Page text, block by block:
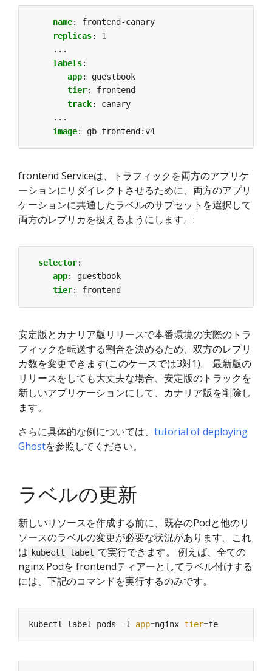
name:
frontend-canary
replicas:
1
...
labels:
app:
guestbook
tier:
frontend
track:
canary
...
image: gb-frontend:v4
frontend Serviceは、トラフィックを両方のアプリケ
ーションにリダイレクトさせるために、両方のアプリ
ケーションに共通したラベルのサブセットを選択して
両方のレプリカを扱えるようにします。:
selector:
app:
guestbook
tier: frontend
安定版とカナリア版リリースで本番環境の実際のトラ
フィックを転送する割合を決めるため、双方のレプリ
カ数を変更できます(このケースでは3対1)。 最新版の
リリースをしても大丈夫な場合、安定版のトラックを
新しいアプリケーションにして、カナリア版を削除し
ます。
さらに具体的な例については、 tutorial of deploying
Ghostを参照してください。
ラベルの更新
新しいリソースを作成する前に、既存のPodと他のリ
ソースのラベルの変更が必要な状況があります。これ
は kubectl label
で実行できます。 例えば、全ての
nginx Podを frontendティアーとしてラベル付けする
には、下記のコマンドを実行するのみです。
kubectl label pods -l app=nginx tier=